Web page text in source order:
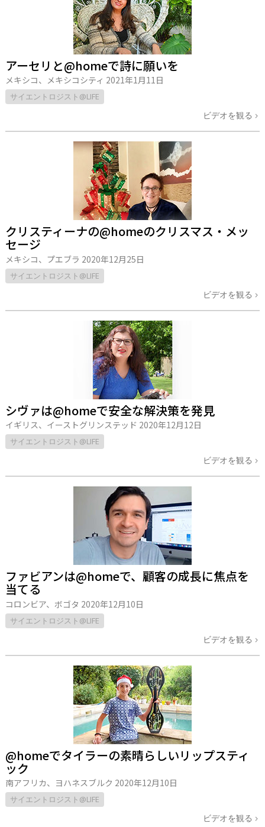
アーセリと@homeで詩に願いを
メキシコ、メキシコシティ 2021年1月11日
サイエントロジスト@LIFE
ビデオを観る
クリスティーナの@homeのクリスマス・メッ
セージ
メキシコ、プエブラ 2020年12月25日
サイエントロジスト@LIFE
ビデオを観る
シヴァは@homeで安全な解決策を発見
イギリス、イーストグリンステッド 2020年12月12日
サイエントロジスト@LIFE
ビデオを観る
ファビアンは@homeで、顧客の成長に焦点を
当てる
コロンビア、ボゴタ 2020年12月10日
サイエントロジスト@LIFE
ビデオを観る
@homeでタイラーの素晴らしいリップスティ
ック
南アフリカ、ヨハネスブルク 2020年12月10日
サイエントロジスト@LIFE
ビデオを観る